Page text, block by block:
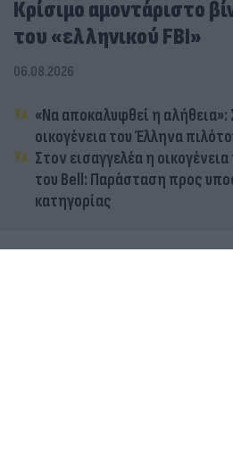
Κρίσιμο αμοντάριστο
του «ελληνικού FBI»
06.08.2026
«Να αποκαλυφθεί η αλήθεια»:
οικογένεια του Έλληνα
Στον εισαγγελέα η
του Bell: Παράσταση προς
κατηγορίας